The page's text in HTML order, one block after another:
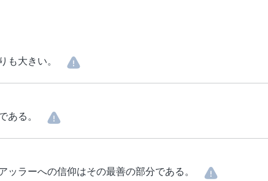
大きい。
る。
ラーへの信仰はその最善の部分である。